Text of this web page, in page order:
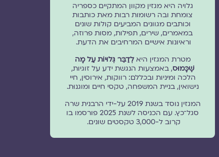
גלויה היא מגזין מקוון המתקיים כספריה
צומחת ובה רשומות רבות מאת כותבות
וכותבים מגוונים המביעים קולות שונים
במאמרים, שירים, תפילות, מסות פרוזה,
וראיונות אישיים המרחיבים את הדעת.
מטרת המגזין היאלְדַבֵּר גְּלוּיוֹת עַל מָה
שֶׁכָּמוּס, באמצעות הנגשת ידע על זוגיות,
הלכה ומיניות ובכללם: רווקות, אירוסין, חיי
נישואין, בניית המשפחה, טקסי חיים ומוגנוּת.
המגזין נוסד בשנת 2019 על-ידי הרבנית שרה
סגל־כץ. עם הכניסה לשנת 2025 פורסמו בו
קרוב ל-3,000 טקסטים שונים.